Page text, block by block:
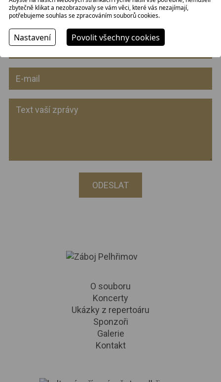
Facebook
ODESLAT
O souboru
Koncerty
Ukázky z repertoáru
Sponzoři
Galerie
Kontakt
zbytečně klikat a nezobrazovaly se vám věci, které vás nezajímají,
potřebujeme souhlas se zpracováním souborů cookies.
Nastavení Povolit všechny cookies